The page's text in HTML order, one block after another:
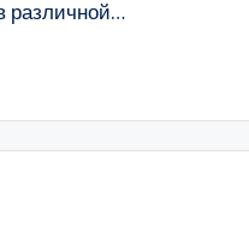
различной…